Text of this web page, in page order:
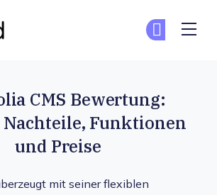
CMS Bewertung:
Funktionen
und Preise
mit seiner flexiblen